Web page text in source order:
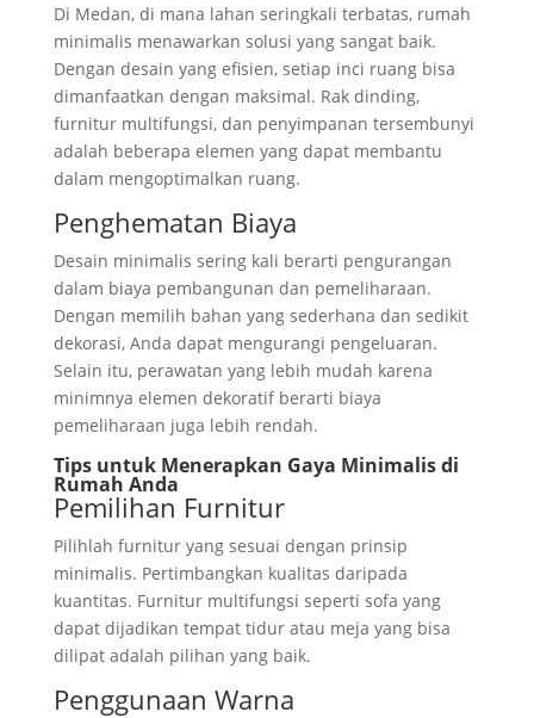
Di Medan, di mana lahan seringkali terbatas, rumah
minimalis menawarkan solusi yang sangat baik.
Dengan desain yang efisien, setiap inci ruang bisa
dimanfaatkan dengan maksimal. Rak dinding,
furnitur multifungsi, dan penyimpanan tersembunyi
adalah beberapa elemen yang dapat membantu
dalam mengoptimalkan ruang.
Penghematan Biaya
Desain minimalis sering kali berarti pengurangan
dalam biaya pembangunan dan pemeliharaan.
Dengan memilih bahan yang sederhana dan sedikit
dekorasi, Anda dapat mengurangi pengeluaran.
Selain itu, perawatan yang lebih mudah karena
minimnya elemen dekoratif berarti biaya
pemeliharaan juga lebih rendah.
Tips untuk Menerapkan Gaya Minimalis di
Rumah Anda
Pemilihan Furnitur
Pilihlah furnitur yang sesuai dengan prinsip
minimalis. Pertimbangkan kualitas daripada
kuantitas. Furnitur multifungsi seperti sofa yang
dapat dijadikan tempat tidur atau meja yang bisa
dilipat adalah pilihan yang baik.
Penggunaan Warna